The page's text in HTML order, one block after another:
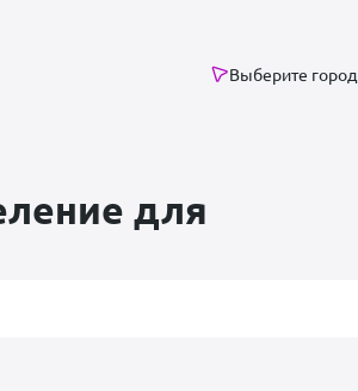
Выберите город
для